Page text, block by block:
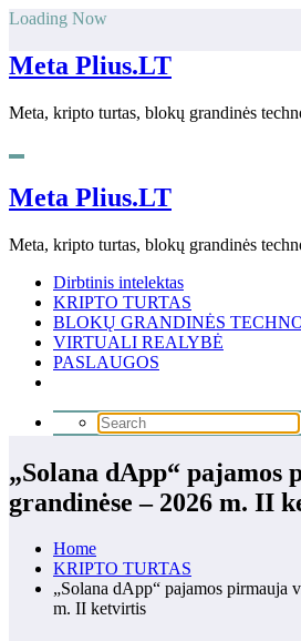
Skip
content
Loading Now
Meta Plius.LT
Meta, kripto turtas, blokų grandinės
Meta Plius.LT
Meta, kripto turtas, blokų grandinės
Dirbtinis intelektas
KRIPTO TURTAS
BLOKŲ GRANDINĖS
VIRTUALI REALYBĖ
PASLAUGOS
„Solana dApp“ pajamos
grandinėse – 2026 m. II
Home
KRIPTO TURTAS
„Solana dApp“ pajamos pirmauja
m. II ketvirtis